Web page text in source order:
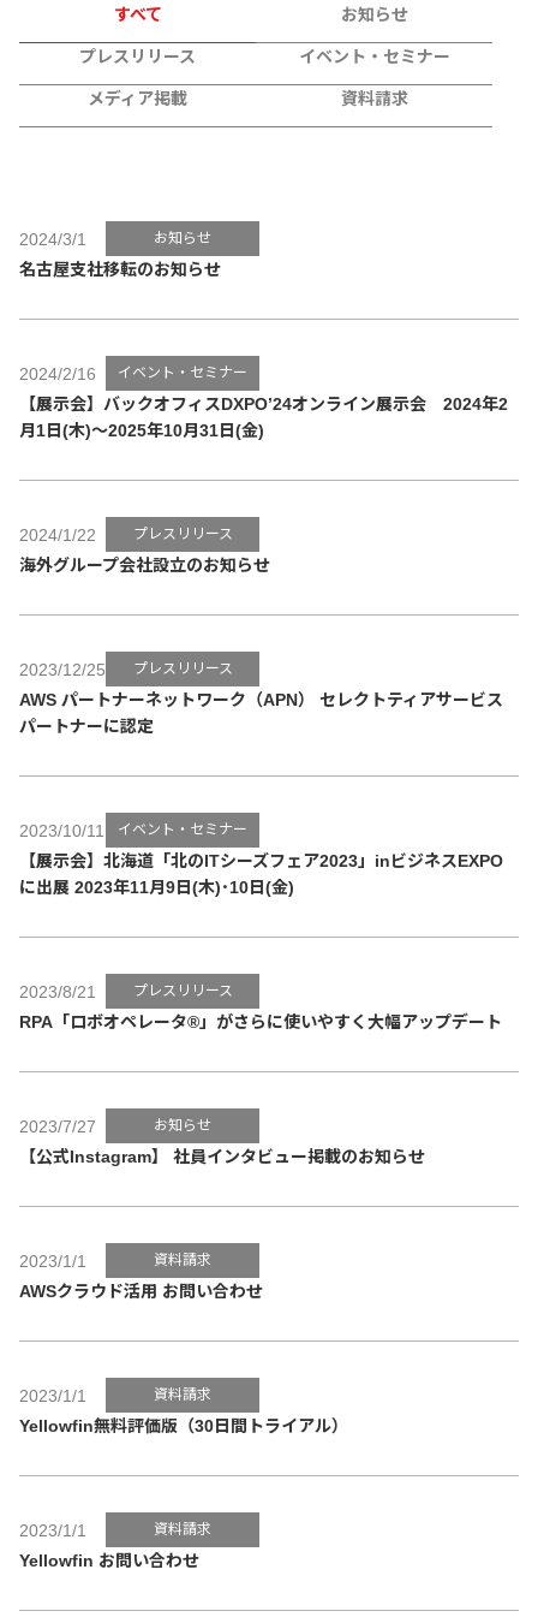
すべて お知らせ
プレスリリース イベント・セミナー
メディア掲載 資料請求
2024/3/1 お知らせ
名古屋支社移転のお知らせ
2024/2/16 イベント・セミナー
【展示会】バックオフィスDXPO’24オンライン展示会 2024年2
月1日(木)～2025年10月31日(金)
2024/1/22 プレスリリース
海外グループ会社設立のお知らせ
2023/12/25 プレスリリース
AWS パートナーネットワーク（APN） セレクトティアサービス
パートナーに認定
2023/10/11 イベント・セミナー
【展示会】北海道「北のITシーズフェア2023」inビジネスEXPO
に出展 2023年11月9日(木)･10日(金)
2023/8/21 プレスリリース
RPA「ロボオペレータ®」がさらに使いやすく大幅アップデート
2023/7/27 お知らせ
【公式Instagram】 社員インタビュー掲載のお知らせ
2023/1/1 資料請求
AWSクラウド活用 お問い合わせ
2023/1/1 資料請求
Yellowfin無料評価版（30日間トライアル）
2023/1/1 資料請求
Yellowfin お問い合わせ